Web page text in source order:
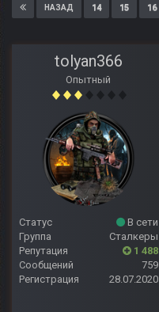
НАЗАД 14 15 16
tolyan366
Опытный
Статус
В сети
Группа
Сталкеры
Репутация
1 488
Сообщений
759
Регистрация
28.07.2020